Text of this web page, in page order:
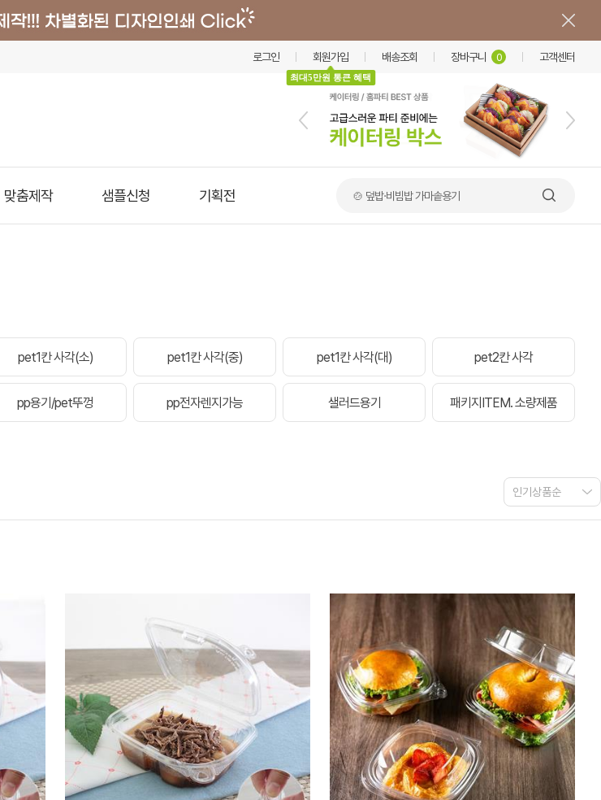
로그인 회원가입
최대5만원 통큰 혜택
배송조회 장바구니 0 고객센터
맞춤제작 샘플신청 기획전 🍲 덮밥·비빔밥 가마솥용기
pet1칸 사각(소) pet1칸 사각(중) pet1칸 사각(대) pet2칸 사각
pp용기/pet뚜껑 pp전자렌지가능 샐러드용기 패키지ITEM. 소량제품